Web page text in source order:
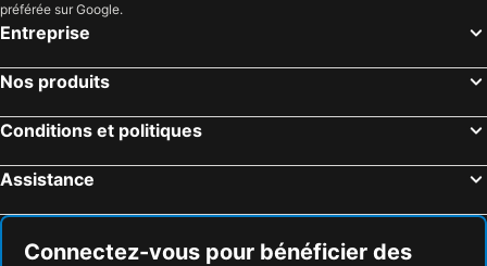
préférée sur Google.
Entreprise
Nos produits
Conditions et politiques
Assistance
Connectez-vous pour bénéficier des